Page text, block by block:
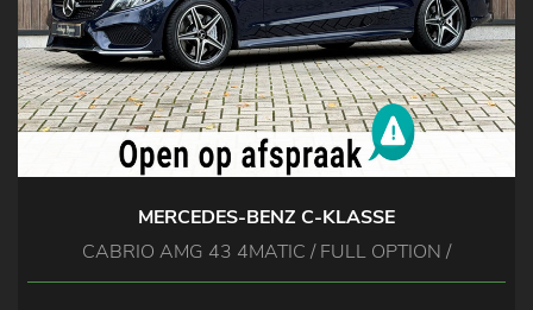
MERCEDES-BENZ C-KLASSE
CABRIO AMG 43 4MATIC / FULL OPTION /